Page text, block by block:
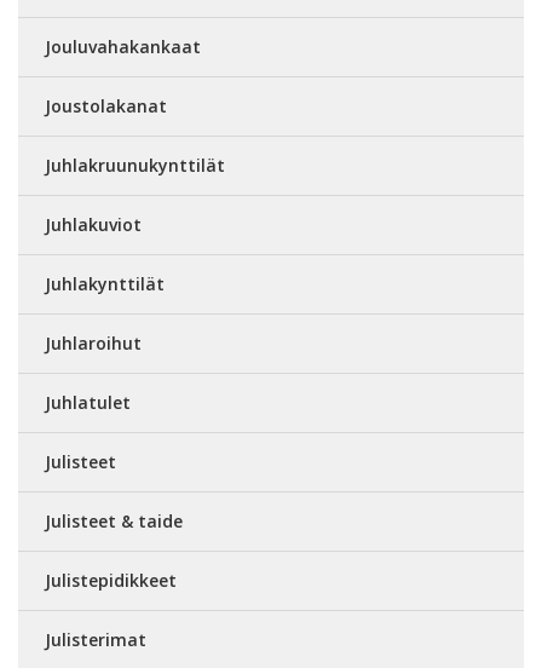
Jouluvahakankaat
Joustolakanat
Juhlakruunukynttilät
Juhlakuviot
Juhlakynttilät
Juhlaroihut
Juhlatulet
Julisteet
Julisteet & taide
Julistepidikkeet
Julisterimat